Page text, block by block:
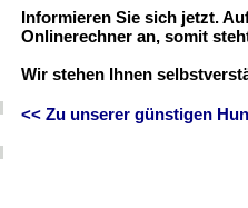
Informieren Sie sich jetzt.
Onlinerechner an, somit
Wir stehen Ihnen
<< Zu unserer günstigen